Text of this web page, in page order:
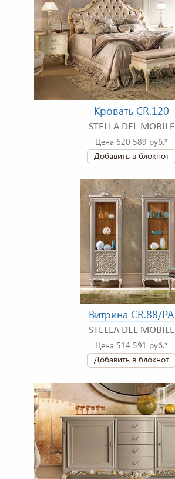
Кровать CR.120
STELLA DEL MOBILE
Цена 620 589 руб.*
Добавить в блокнот
Витрина CR.88/PA
STELLA DEL MOBILE
Цена 514 591 руб.*
Добавить в блокнот